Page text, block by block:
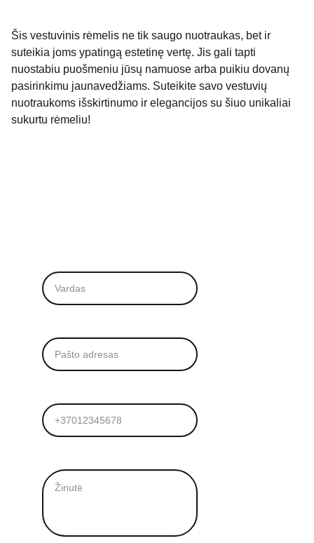
Šis vestuvinis rėmelis ne tik saugo nuotraukas, bet ir
suteikia joms ypatingą estetinę vertę. Jis gali tapti
nuostabiu puošmeniu jūsų namuose arba puikiu dovanų
pasirinkimu jaunavedžiams. Suteikite savo vestuvių
nuotraukoms išskirtinumo ir elegancijos su šiuo unikaliai
sukurtu rėmeliu!